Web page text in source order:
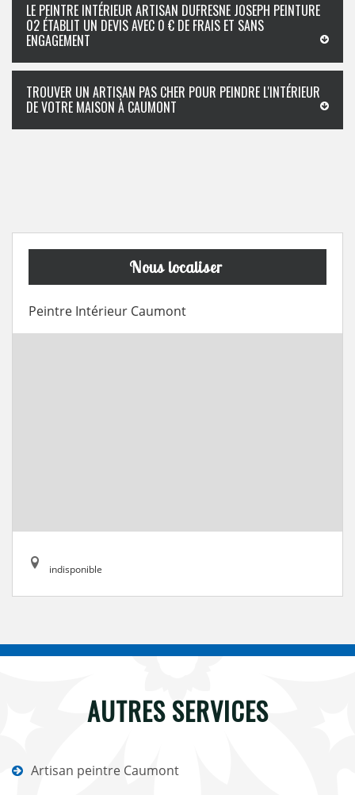
LE PEINTRE INTÉRIEUR ARTISAN DUFRESNE JOSEPH PEINTURE
02 ÉTABLIT UN DEVIS AVEC 0 € DE FRAIS ET SANS
ENGAGEMENT
TROUVER UN ARTISAN PAS CHER POUR PEINDRE L'INTÉRIEUR
DE VOTRE MAISON À CAUMONT
Nous localiser
Peintre Intérieur Caumont
indisponible
AUTRES SERVICES
Artisan peintre Caumont